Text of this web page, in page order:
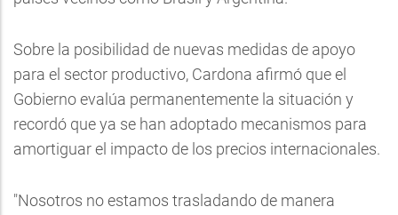
Sobre la posibilidad de nuevas medidas de apoyo
para el sector productivo, Cardona afirmó que el
Gobierno evalúa permanentemente la situación y
recordó que ya se han adoptado mecanismos para
amortiguar el impacto de los precios internacionales.
"Nosotros no estamos trasladando de manera